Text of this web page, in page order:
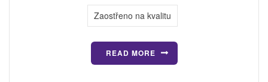
Zaostřeno na kvalitu
READ MORE